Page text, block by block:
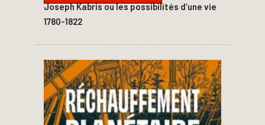
Joseph Kabris ou les possibilités d’une vie
1780-1822